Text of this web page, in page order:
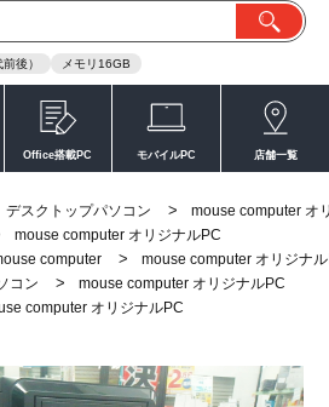
後） メモリ16GB
Office搭載PC モバイルPC 店舗一覧
デスクトップパソコン >
mouse computer オ
mouse computer オリジナルPC
computer >
mouse computer オリジナ
コン >
mouse computer オリジナルPC
computer オリジナルPC